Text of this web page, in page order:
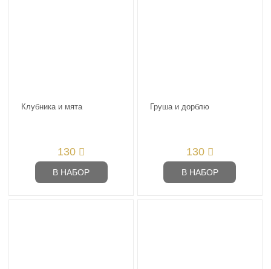
Клубника и мята
130
В НАБОР
Груша и дорблю
130
В НАБОР